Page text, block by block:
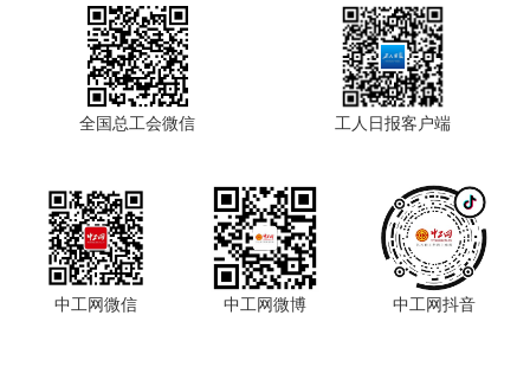
全国总工会微信 工人日报客户端
中工网微信 中工网微博 中工网抖音